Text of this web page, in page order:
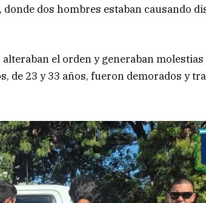
donde dos hombres estaban causando
el orden y generaban
de 23 y 33 años, fueron demorados y